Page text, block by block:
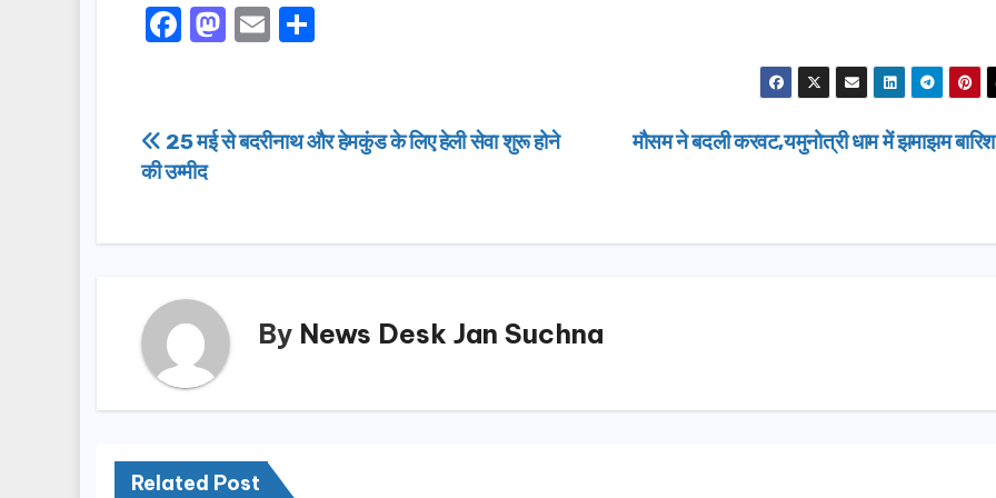
F
e
b
o
M
o
n
E
e
Post
navigation
मौसम ने बदली करवट,यमुनोत्री धाम में झमाझम बारिश
25 मई से बदरीनाथ और हेमकुंड के लिए हेली सेवा शुरू होने
की उम्मीद
By News Desk Jan Suchna
Related Post